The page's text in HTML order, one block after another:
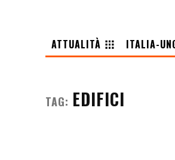
ATTUALITÀ
ITALIA-
TAG: EDIFICI